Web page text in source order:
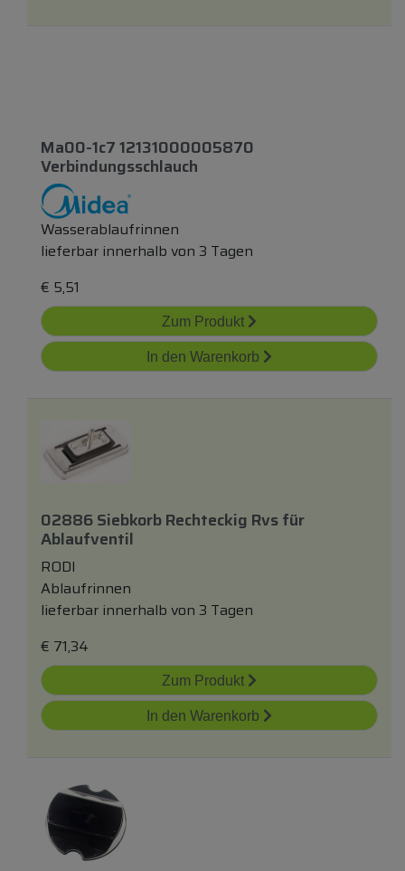
Ma00-1c7 12131000005870
Verbindungsschlauch
Wasserablaufrinnen
lieferbar innerhalb von 3 Tagen
€ 5,51
Zum Produkt
In den Warenkorb
02886 Siebkorb Rechteckig Rvsfür
Ablaufventil
RODI
Ablaufrinnen
lieferbar innerhalb von 3 Tagen
€ 71,34
Zum Produkt
In den Warenkorb